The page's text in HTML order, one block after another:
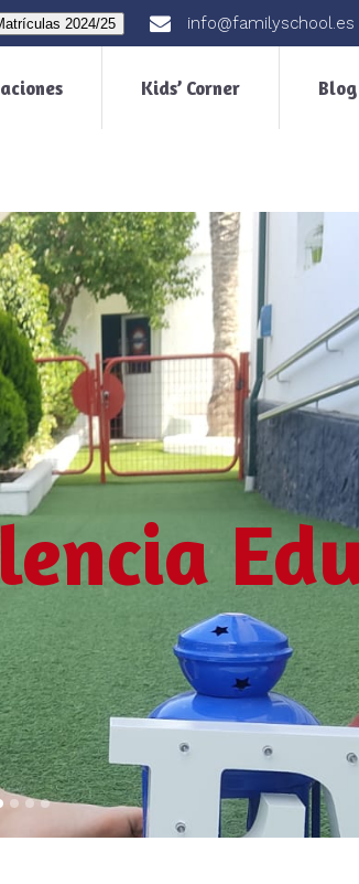
2024/25 info@familyschool.es
Kids’ Corner Blog